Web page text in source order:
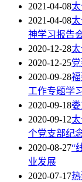
2021-04-08
2021-04-08
神学习报告
2020-12-28
2020-12-25
2020-09-28
工作专题学
2020-09-18
2020-09-12
个党支部纪
2020-08-27“
业发展
2020-07-17